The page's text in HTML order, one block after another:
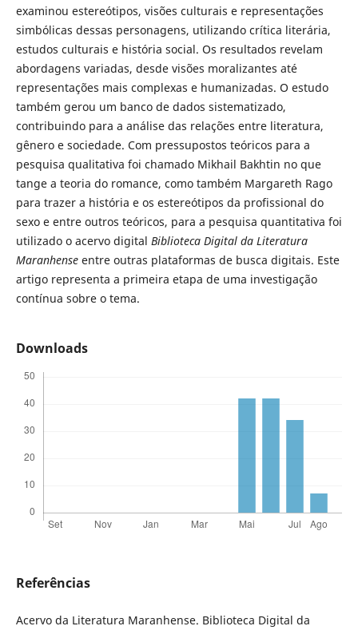
examinou estereótipos, visões culturais e representações
simbólicas dessas personagens, utilizando crítica literária,
estudos culturais e história social. Os resultados revelam
abordagens variadas, desde visões moralizantes até
representações mais complexas e humanizadas. O estudo
também gerou um banco de dados sistematizado,
contribuindo para a análise das relações entre literatura,
gênero e sociedade. Com pressupostos teóricos para a
pesquisa qualitativa foi chamado Mikhail Bakhtin no que
tange a teoria do romance, como também Margareth Rago
para trazer a história e os estereótipos da profissional do
sexo e entre outros teóricos, para a pesquisa quantitativa foi
utilizado o acervo digital Biblioteca Digital da Literatura
Maranhense entre outras plataformas de busca digitais. Este
artigo representa a primeira etapa de uma investigação
contínua sobre o tema.
Downloads
Referências
Acervo da Literatura Maranhense. Biblioteca Digital da